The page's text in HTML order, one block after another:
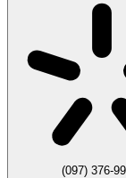
(097) 376-